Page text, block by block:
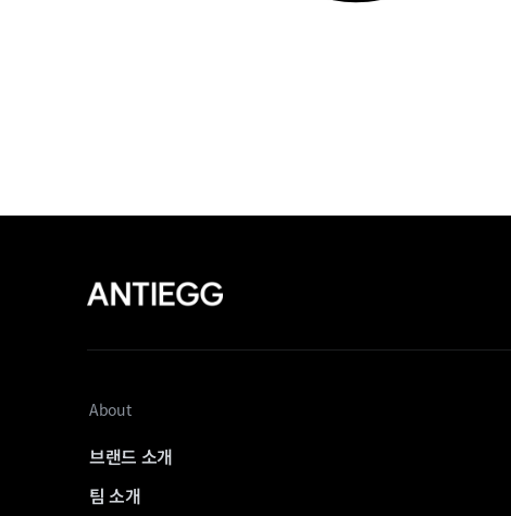
About
브랜드 소개
팀 소개